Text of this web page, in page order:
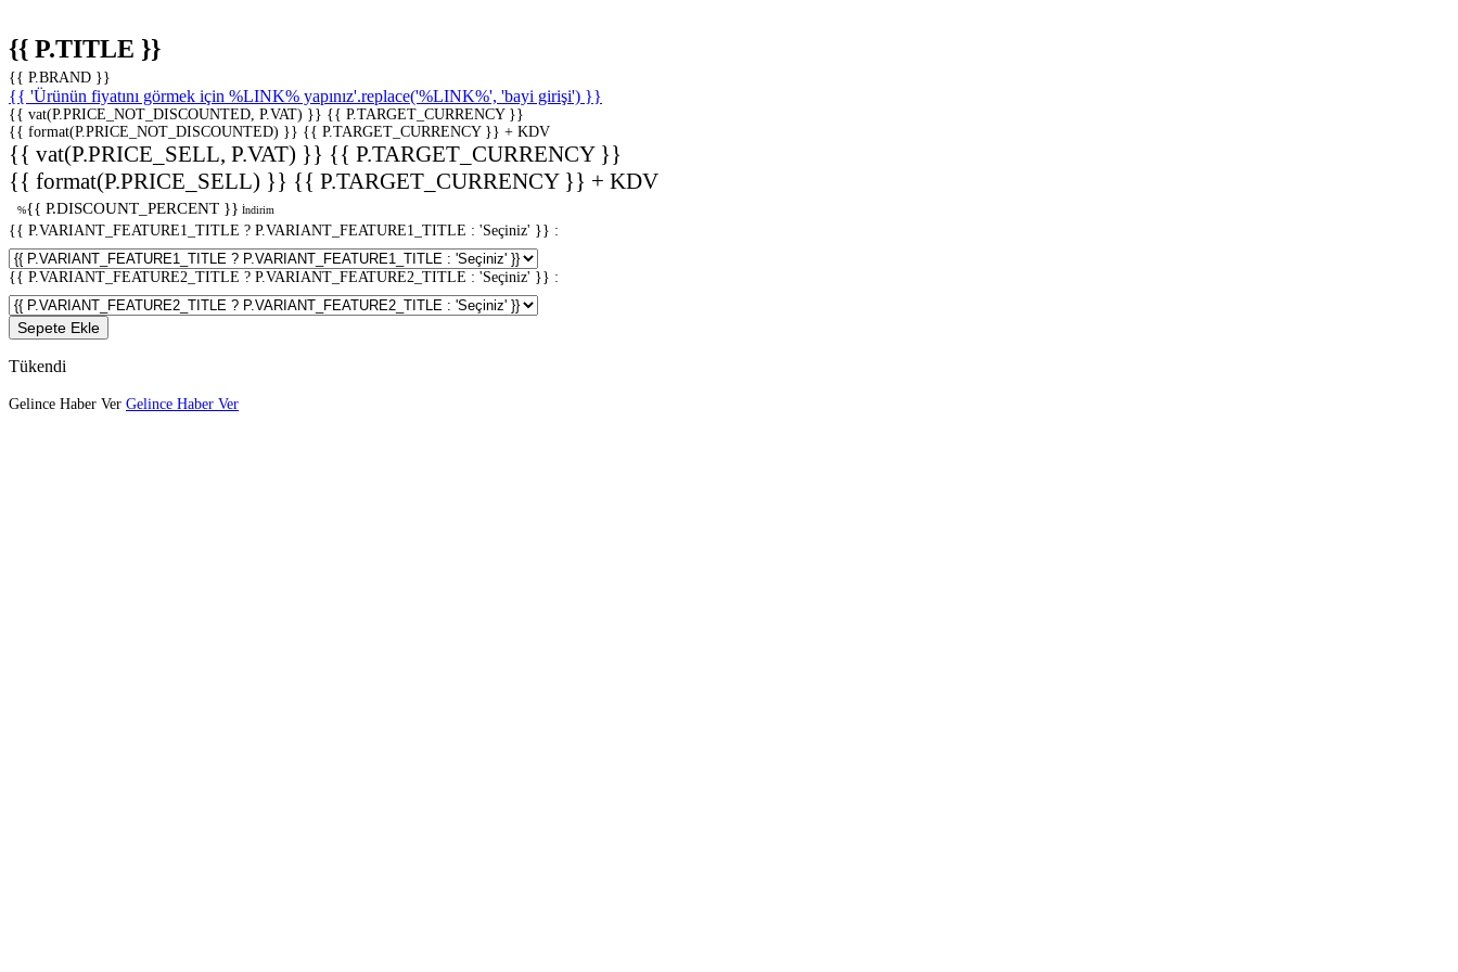
{{ P.TITLE }}
{{ P.BRAND }}
{{ 'Ürünün fiyatını görmek için %LINK% yapınız'.replace('%LINK%', 'bayi girişi') }}
{{ vat(P.PRICE_NOT_DISCOUNTED, P.VAT) }} {{ P.TARGET_CURRENCY }}
{{ format(P.PRICE_NOT_DISCOUNTED) }} {{ P.TARGET_CURRENCY }} + KDV
{{ vat(P.PRICE_SELL, P.VAT) }} {{ P.TARGET_CURRENCY }}
{{ format(P.PRICE_SELL) }} {{ P.TARGET_CURRENCY }} + KDV
%{{ P.DISCOUNT_PERCENT }} İndirim
{{ P.VARIANT_FEATURE1_TITLE ? P.VARIANT_FEATURE1_TITLE : 'Seçiniz' }} :
{{ P.VARIANT_FEATURE2_TITLE ? P.VARIANT_FEATURE2_TITLE : 'Seçiniz' }} :
Sepete Ekle
Tükendi
Gelince Haber Ver Gelince Haber Ver